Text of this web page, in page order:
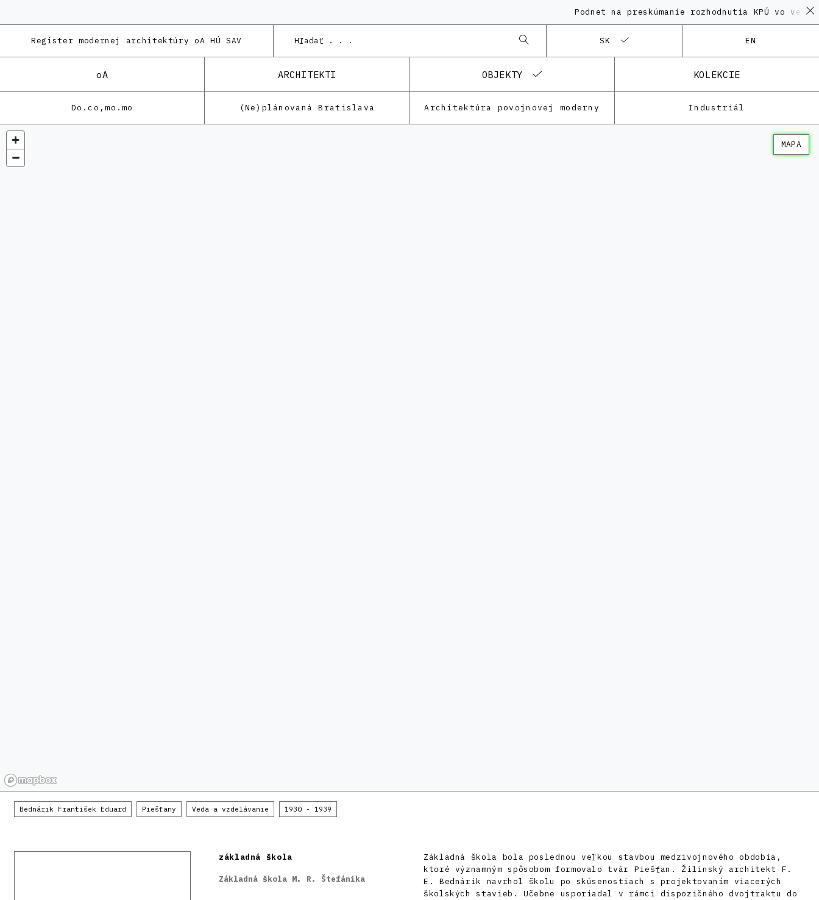
Podnet na preskúmanie rozhodnutia KPÚ vo veci
Register modernej architektúry oA HÚ SAV SK EN
oA ARCHITEKTI OBJEKTY KOLEKCIE
Do.co,mo.mo (Ne)plánovaná Bratislava Architektúra povojnovej moderny Industriál
MAPA
Bednárik František Eduard Piešťany Veda a vzdelávanie 1930 - 1939
základná škola
Základná škola M. R. Štefánika
Základná škola bola poslednou veľkou stavbou medzivojnového obdobia,
ktoré významným spôsobom formovalo tvár Piešťan. Žilinský architekt F.
E. Bednárik navrhol školu po skúsenostiach s projektovaním viacerých
školských stavieb. Učebne usporiadal v rámci dispozičného dvojtraktu do